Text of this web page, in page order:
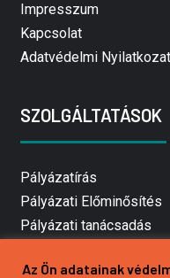
Impresszum
Kapcsolat
Adatvédelmi Nyilatkozat
SZOLGÁLTATÁSOK
Pályázatírás
Pályázati Előminősítés
Pályázati tanácsadás
Mezőgazdasági
Az Ön adatainak